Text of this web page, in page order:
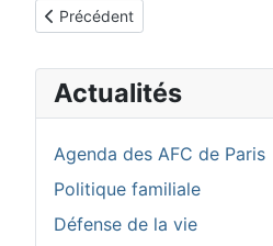
Article précédent : L'édito du
Précédent
Actualités
Agenda des AFC de Paris
Politique familiale
Défense de la vie